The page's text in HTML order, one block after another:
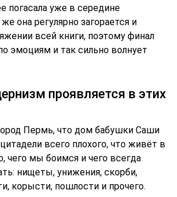
погасала уже в середине
она регулярно загорается и
всей книги, поэтому финал
эмоциям и так сильно волнует
проявляется в этих
Пермь, что дом бабушки Саши
всего плохого, что живёт в
чего мы боимся и чего всегда
нищеты, унижения, скорби,
корысти, пошлости и прочего.